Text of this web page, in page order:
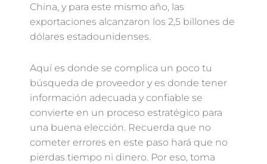
China, y para este mismo año, las
exportaciones alcanzaron los 2,5 billones de
dólares estadounidenses.
Aquí es donde se complica un poco tu
búsqueda de proveedor y es donde tener
información adecuada y confiable se
convierte en un proceso estratégico para
una buena elección. Recuerda que no
cometer errores en este paso hará que no
pierdas tiempo ni dinero. Por eso, toma